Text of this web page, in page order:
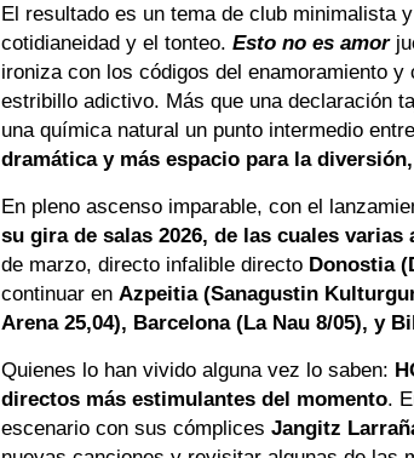
El resultado es un tema de club minimalista
cotidianeidad y el tonteo.Esto no es amor
ironiza con los códigos del enamoramiento
estribillo adictivo. Más que una declaración
una química natural un punto intermedio
dramática y más espacio para la
En pleno ascenso imparable, con el
su gira de salas 2026, de las cuales
de marzo, directo infalible directo Donostia
continuar en Azpeitia (Sanagustin
Arena 25,04), Barcelona (La Nau 8/05), y
Quienes lo han vivido alguna vez lo saben:
directos más estimulantes del momento.
escenario con sus cómplicesJangitz